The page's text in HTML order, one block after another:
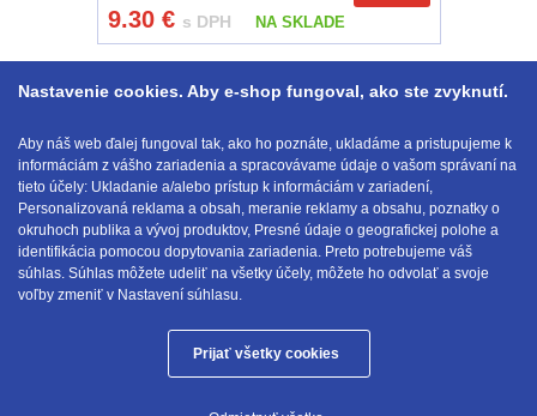
9.30 € s DPH NA SKLADE
1-24 z 29 1 2 Zobraziť podľa
5 ďalších ...
E-mail:obchod@anod.sk
Nastavenie cookies. Aby e-shop fungoval, ako ste zvyknutí.
Aby náš web ďalej fungoval tak, ako ho poznáte, ukladáme a pristupujeme k
informáciám z vášho zariadenia a spracovávame údaje o vašom správaní na
tieto účely: Ukladanie a/alebo prístup k informáciám v zariadení,
Personalizovaná reklama a obsah, meranie reklamy a obsahu, poznatky o
okruhoch publika a vývoj produktov, Presné údaje o geografickej polohe a
identifikácia pomocou dopytovania zariadenia. Preto potrebujeme váš
súhlas. Súhlas môžete udeliť na všetky účely, môžete ho odvolať a svoje
voľby zmeniť v Nastavení súhlasu.
Prijať všetky cookies